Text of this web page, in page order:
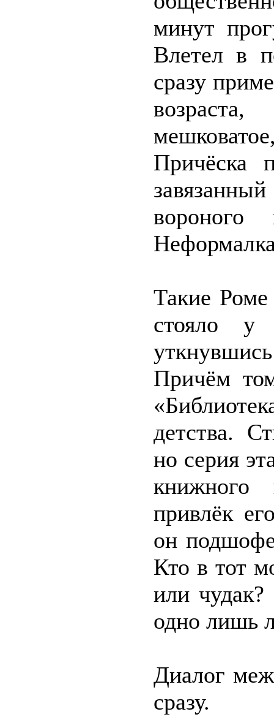
минут
Влетел в
сразу
Причёска
Такие
стояло у
Причём
детства.
но серия
привлёк
он
Кто в тот
или
одно лишь
Диалог
сразу.